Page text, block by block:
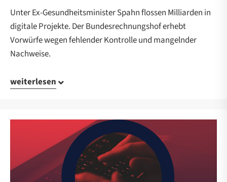
Unter Ex-Gesundheitsminister Spahn flossen Milliarden in
digitale Projekte. Der Bundesrechnungshof erhebt
Vorwürfe wegen fehlender Kontrolle und mangelnder
Nachweise.
weiterlesen